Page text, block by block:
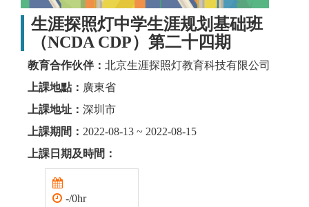
生涯探照灯中学生涯规划基础班
（NCDA CDP）第二十四期
教育合作伙伴： 北京生涯探照灯教育科技有限公司
上課地點： 廣東省
上課地址： 深圳市
上課期間： 2022-08-13 ~ 2022-08-15
上課日期及時間：
-/0hr